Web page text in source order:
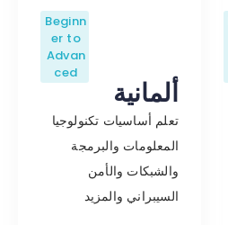
Beginn
er to
Advan
ced
ألمانية
تعلم أساسيات تكنولوجيا
المعلومات والبرمجة
والشبكات والأمن
السيبراني والمزيد